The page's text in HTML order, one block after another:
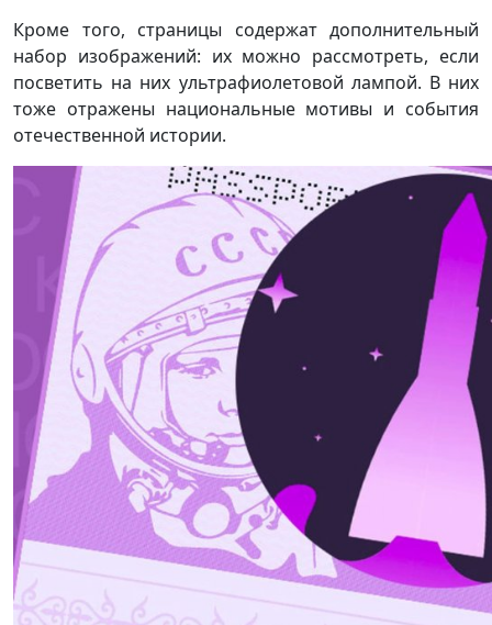
Кроме того, страницы содержат дополнительный
набор изображений: их можно рассмотреть, если
посветить на них ультрафиолетовой лампой. В них
тоже отражены национальные мотивы и события
отечественной истории.